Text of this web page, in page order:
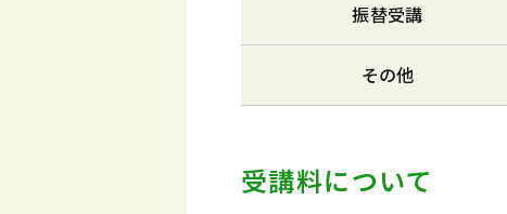
振替受講
その他
受講料について